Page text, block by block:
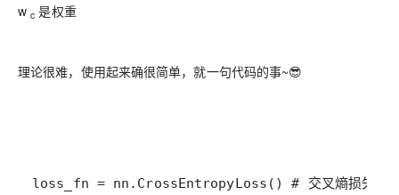
wc 是权重
理论很难，使用起来确很简单，就一句代码的事~😎
loss_fn = nn.CrossEntropyLoss() # 交叉熵损失